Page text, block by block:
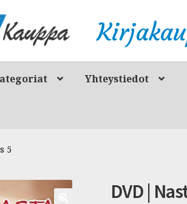
Yhteystiedot
5
DVD |